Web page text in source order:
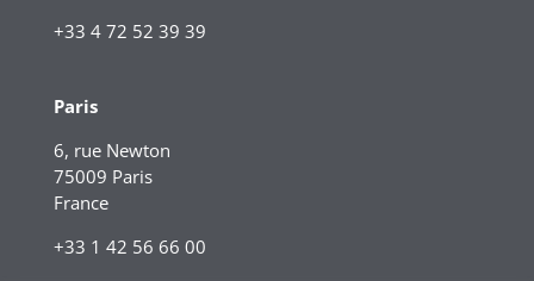
+33 4 72 52 39 39
Paris
6, rue Newton
75009 Paris
France
+33 1 42 56 66 00